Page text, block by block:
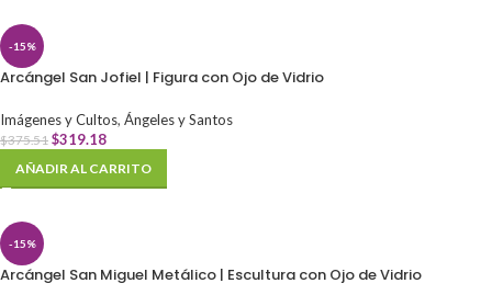
-15%
Arcángel San Jofiel | Figura con Ojo de Vidrio
Imágenes y Cultos, Ángeles y Santos
$375.51 $319.18
AÑADIR AL CARRITO
-15%
Arcángel San Miguel Metálico | Escultura con Ojo de Vidrio